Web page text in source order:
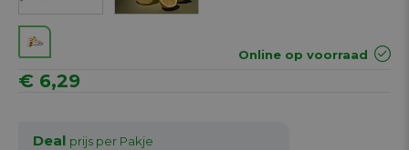
Online op voorraad
€ 6,29
Deal prijs per Pakje